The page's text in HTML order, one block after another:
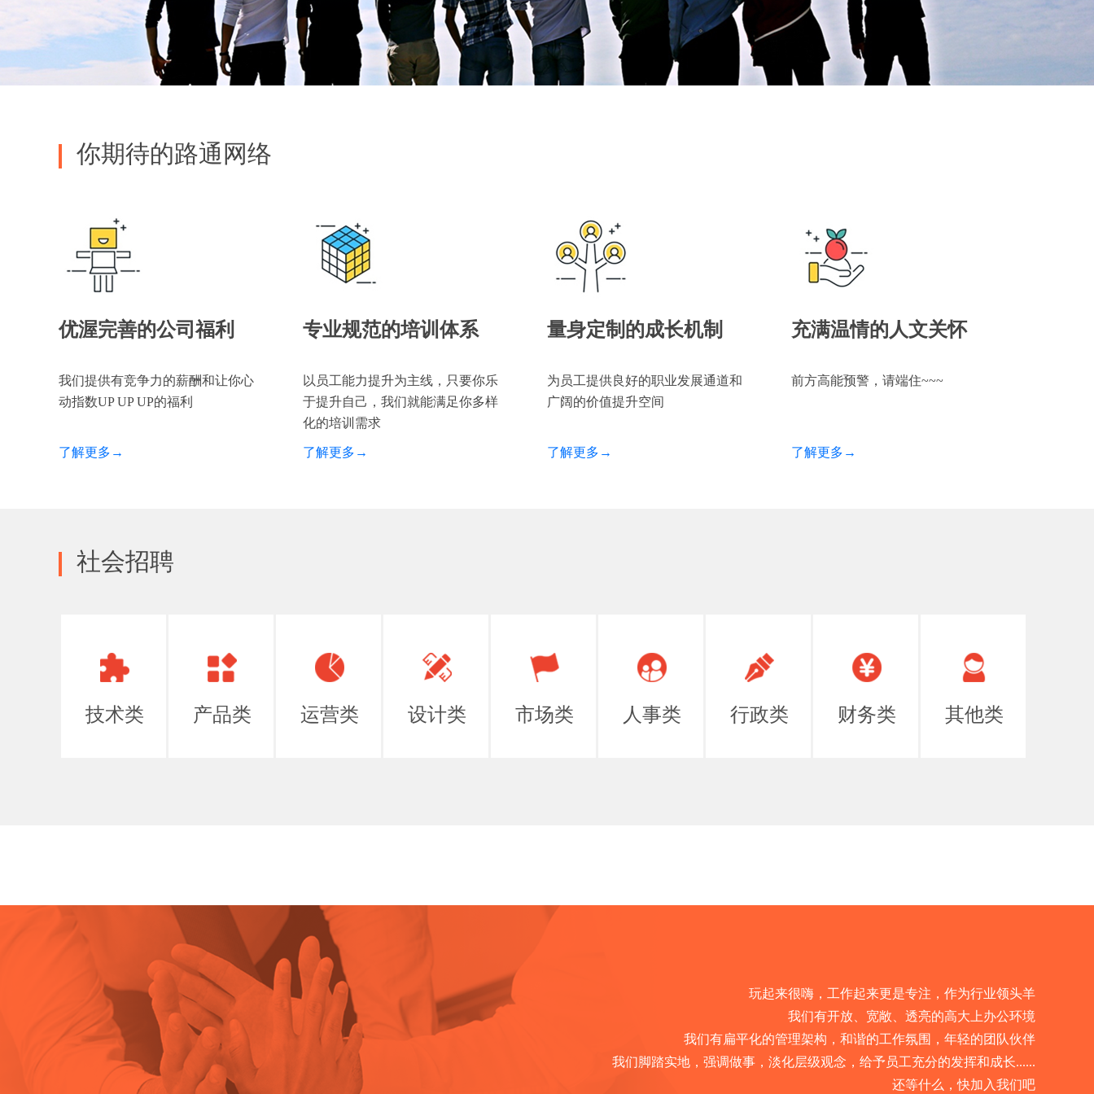
你期待的路通网络
优渥完善的公司福利
我们提供有竞争力的薪酬和让你心
动指数UP UP UP的福利
了解更多→
专业规范的培训体系
以员工能力提升为主线，只要你乐
于提升自己，我们就能满足你多样
化的培训需求
了解更多→
量身定制的成长机制
为员工提供良好的职业发展通道和
广阔的价值提升空间
了解更多→
充满温情的人文关怀
前方高能预警，请端住~~~
了解更多→
社会招聘
技术类 产品类 运营类 设计类 市场类 人事类 行政类 财务类 其他类
玩起来很嗨，工作起来更是专注，作为行业领头羊
我们有开放、宽敞、透亮的高大上办公环境
我们有扁平化的管理架构，和谐的工作氛围，年轻的团队伙伴
我们脚踏实地，强调做事，淡化层级观念，给予员工充分的发挥和成长......
还等什么，快加入我们吧